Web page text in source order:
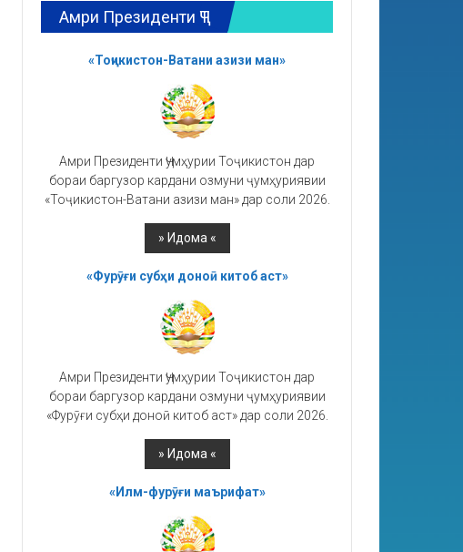
Амри Президенти ҶТ
«Тоҷикистон-Ватани азизи ман»
Амри Президенти Ҷумҳурии Тоҷикистон дар
бораи баргузор кардани озмуни ҷумҳуриявии
«Тоҷикистон-Ватани азизи ман» дар соли 2026.
«Фурӯғи субҳи доноӣ китоб аст»
Амри Президенти Ҷумҳурии Тоҷикистон дар
бораи баргузор кардани озмуни ҷумҳуриявии
«Фурӯғи субҳи доноӣ китоб аст» дар соли 2026.
«Илм-фурӯғи маърифат»